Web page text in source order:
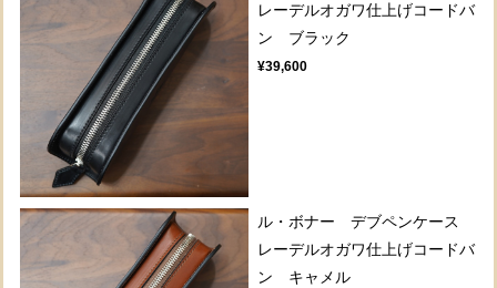
レーデルオガワ仕上げコードバ
ン ブラック
¥39,600
ル・ボナー デブペンケース
レーデルオガワ仕上げコードバ
ン キャメル